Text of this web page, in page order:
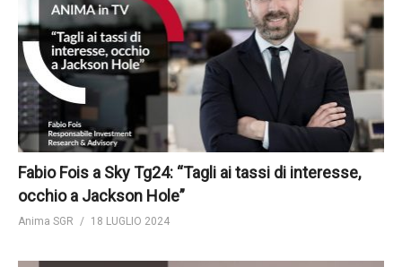
Fabio Fois a Sky Tg24: “Tagli ai tassi di interesse,
occhio a Jackson Hole”
Anima SGR 18 LUGLIO 2024